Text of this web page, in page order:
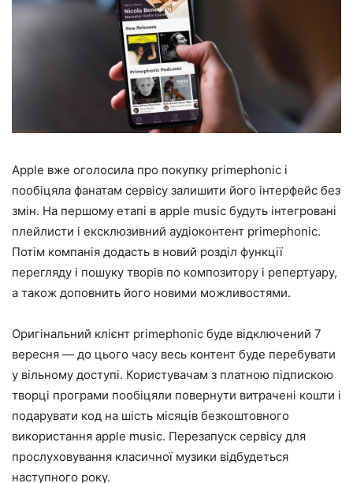
Apple вже оголосила про покупку primephonic і
пообіцяла фанатам сервісу залишити його інтерфейс без
змін. На першому етапі в apple music будуть інтегровані
плейлисти і ексклюзивний аудіоконтент primephonic.
Потім компанія додасть в новий розділ функції
перегляду і пошуку творів по композитору і репертуару,
а також доповнить його новими можливостями.
Оригінальний клієнт primephonic буде відключений 7
вересня — до цього часу весь контент буде перебувати
у вільному доступі. Користувачам з платною підпискою
творці програми пообіцяли повернути витрачені кошти і
подарувати код на шість місяців безкоштовного
використання apple music. Перезапуск сервісу для
прослуховування класичної музики відбудеться
наступного року.